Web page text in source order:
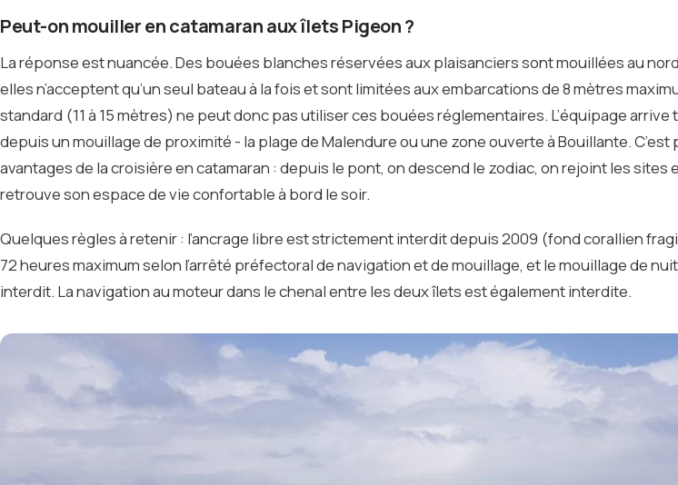
Peut-on mouiller en catamaran aux îlets Pigeon ?
La réponse est nuancée. Des bouées blanches réservées aux plaisanciers sont mouillées au
elles n’acceptent qu’un seul bateau à la fois et sont limitées aux embarcations de 8 mètres
standard (11 à 15 mètres) ne peut donc pas utiliser ces bouées réglementaires. L’équipage
depuis un mouillage de proximité - la plage de Malendure ou une zone ouverte à Bouillante. C’est
avantages de la croisière en catamaran : depuis le pont, on descend le zodiac, on rejoint les sites
retrouve son espace de vie confortable à bord le soir.
Quelques règles à retenir : l’ancrage libre est strictement interdit depuis 2009 (fond corallien
72 heures maximum selon l’arrêté préfectoral de navigation et de mouillage, et le mouillage de
interdit. La navigation au moteur dans le chenal entre les deux îlets est également interdite.